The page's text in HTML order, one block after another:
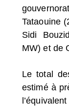
Tataouine
Sidi
MW) et de
Le total
estimé à